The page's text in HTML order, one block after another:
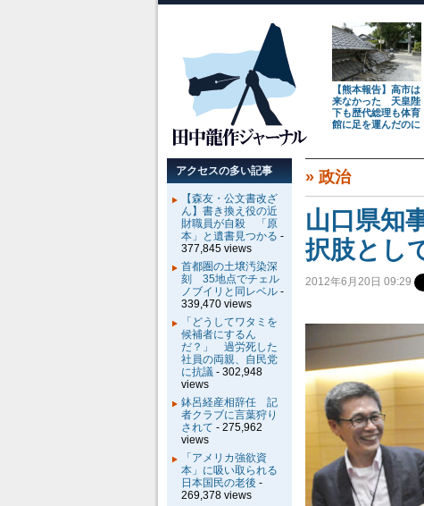
【熊本報告】高市は
来なかった 天皇陛
下も歴代総理も体育
館に足を運んだのに
» 政治
山口県知
択肢とし
2012年6月20日 09:29
アクセスの多い記事
【森友・公文書改ざ
ん】書き換え役の近
財職員が自殺 「原
本」と遺書見つかる -
377,845 views
首都圏の土壌汚染深
刻 35地点でチェル
ノブイリと同レベル -
339,470 views
「どうしてワタミを
候補者にするん
だ？」 過労死した
社員の両親、自民党
に抗議 - 302,948
views
鉢呂経産相辞任 記
者クラブに言葉狩り
されて - 275,962
views
「アメリカ強欲資
本」に吸い取られる
日本国民の老後 -
269,378 views